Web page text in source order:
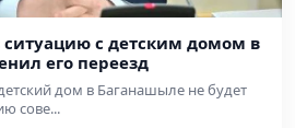
с детским домом в
его переезд
дом в Баганашыле не будет
сове...